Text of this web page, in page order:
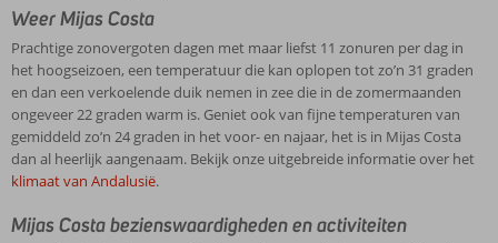
Weer Mijas Costa
Prachtige zonovergoten dagen met maar liefst 11 zonuren per dag in
het hoogseizoen, een temperatuur die kan oplopen tot zo’n 31 graden
en dan een verkoelende duik nemen in zee die in de zomermaanden
ongeveer 22 graden warm is. Geniet ook van fijne temperaturen van
gemiddeld zo’n 24 graden in het voor- en najaar, het is in Mijas Costa
dan al heerlijk aangenaam. Bekijk onze uitgebreide informatie over het
klimaat van Andalusië.
Mijas Costa bezienswaardigheden en activiteiten